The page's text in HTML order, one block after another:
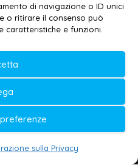
di navigazione o ID unici
o ritirare il consenso può
caratteristiche e funzioni.
sulla Privacy
Galatina24 ®
2020 Registro della
di Lecce
responsabile:
Masciullo
dal Ministero